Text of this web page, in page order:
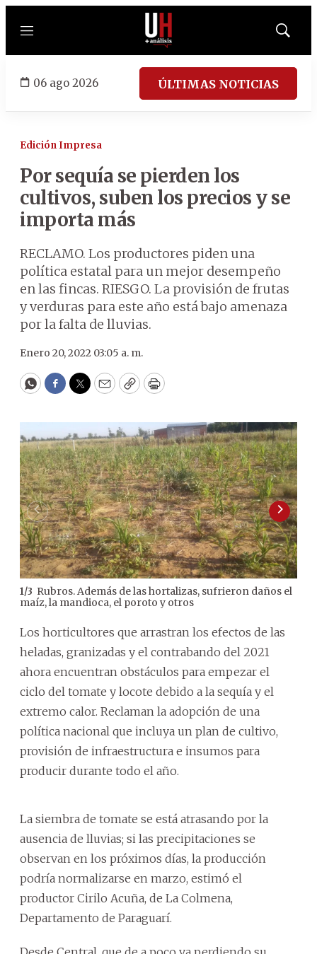
Menú
Mostrar
06 ago 2026 ÚLTIMAS NOTICIAS
Edición Impresa
Por sequía se pierden los
cultivos, suben los precios y se
importa más
RECLAMO. Los productores piden una
política estatal para un mejor desempeño
en las fincas. RIESGO. La provisión de frutas
y verduras para este año está bajo amenaza
por la falta de lluvias.
Enero 20, 2022 03:05 a. m.
WhatsApp
Facebook
Twitter
EmailCopyPrint
1/3 Rubros. Además de las hortalizas, sufrieron daños el
maíz, la mandioca, el poroto y otros
Los horticultores que arrastran los efectos de las
heladas, granizadas y el contrabando del 2021
ahora encuentran obstáculos para empezar el
ciclo del tomate y locote debido a la sequía y el
extremo calor. Reclaman la adopción de una
política nacional que incluya un plan de cultivo,
provisión de infraestructura e insumos para
producir durante todo el año.
La siembra de tomate se está atrasando por la
ausencia de lluvias; si las precipitaciones se
observan en los próximos días, la producción
podría normalizarse en marzo, estimó el
productor Cirilo Acuña, de La Colmena,
Departamento de Paraguarí.